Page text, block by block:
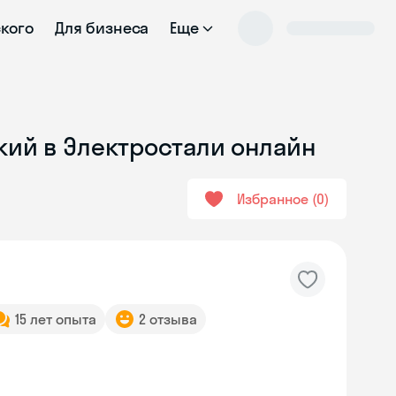
Для бизнеса Еще
в Электростали онлайн
Избранное 0
15 лет опыта 2 отзыва